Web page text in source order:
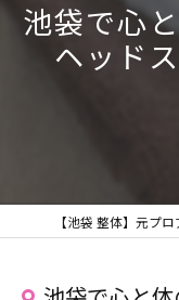
池袋で心
ヘッド